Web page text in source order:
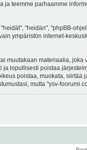
teemme parhaamme
"heidän", "phpBB-
ympäristön internet-
muutakaan materiaalia,
lopullisesti poistaa
poistaa, muokata,
mutta "ysv-